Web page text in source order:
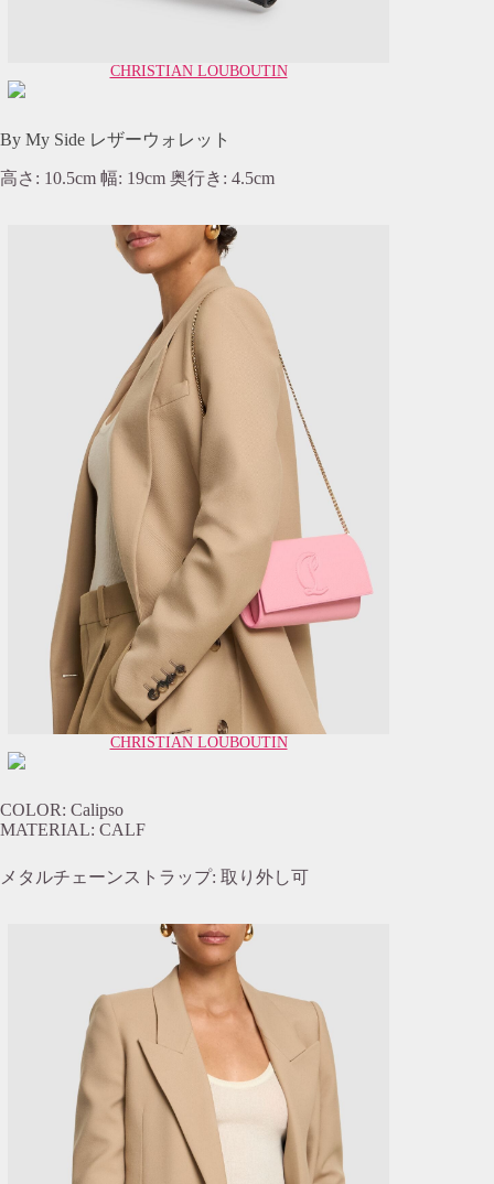
CHRISTIAN LOUBOUTIN
By My Side レザーウォレット
高さ: 10.5cm 幅: 19cm 奥行き: 4.5cm
CHRISTIAN LOUBOUTIN
COLOR: Calipso
MATERIAL: CALF
メタルチェーンストラップ: 取り外し可